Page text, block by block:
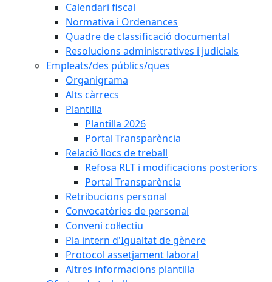
Calendari fiscal
Normativa i Ordenances
Quadre de classificació documental
Resolucions administratives i judicials
Empleats/des públics/ques
Organigrama
Alts càrrecs
Plantilla
Plantilla 2026
Portal Transparència
Relació llocs de treball
Refosa RLT i modificacions posteriors
Portal Transparència
Retribucions personal
Convocatòries de personal
Conveni col·lectiu
Pla intern d'Igualtat de gènere
Protocol assetjament laboral
Altres informacions plantilla